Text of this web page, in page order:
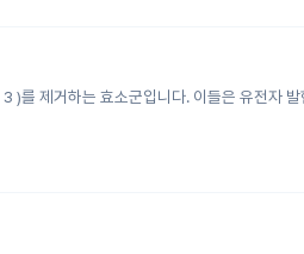
제거하는 효소군입니다. 이들은 유전자